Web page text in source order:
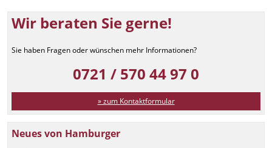
Wir beraten Sie gerne!
Sie haben Fragen oder wünschen mehr Informationen?
0721 / 570 44 97 0
» zum Kontaktformular
Neues von Hamburger